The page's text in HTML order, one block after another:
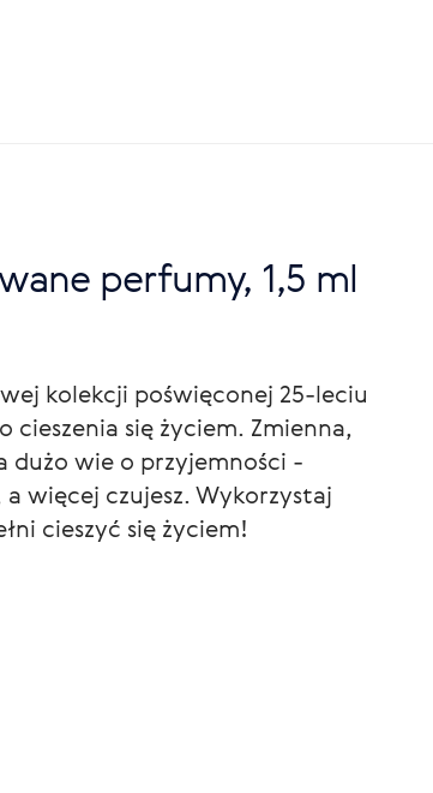
perfumy, 1,5 ml
kolekcji poświęconej 25-leciu
cieszenia się życiem. Zmienna,
wie o przyjemności -
więcej czujesz. Wykorzystaj
cieszyć się życiem!